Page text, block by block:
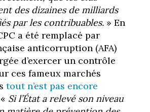
des dizaines de milliards
par les contribuables.» En
a été remplacé par
anticorruption (AFA)
d’exercer un contrôle
ces fameux marchés
tout n’est pas encore
Si l’État a relevé son niveau